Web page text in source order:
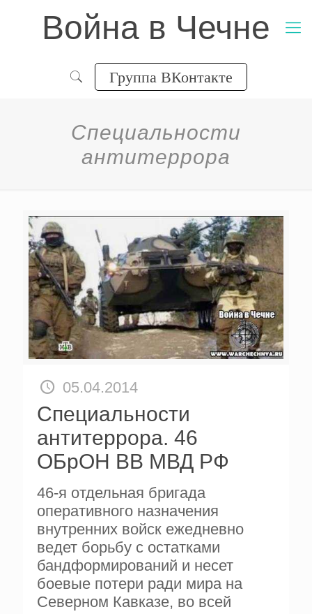
Война в Чечне
Группа ВКонтакте
Специальности
антитеррора
05.04.2014
Специальности
антитеррора. 46
ОБрОН ВВ МВД РФ
46-я отдельная бригада
оперативного назначения
внутренних войск ежедневно
ведет борьбу с остатками
бандформирований и несет
боевые потери ради мира на
Северном Кавказе, во всей